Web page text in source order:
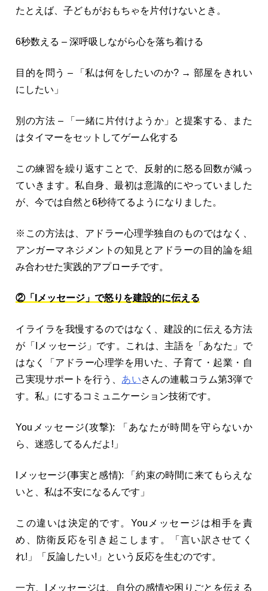
たとえば、子どもがおもちゃを片付けないとき。
6秒数える – 深呼吸しながら心を落ち着ける
目的を問う – 「私は何をしたいのか? → 部屋をきれい
にしたい」
別の方法 – 「一緒に片付けようか」と提案する、また
はタイマーをセットしてゲーム化する
この練習を繰り返すことで、反射的に怒る回数が減っ
ていきます。私自身、最初は意識的にやっていました
が、今では自然と6秒待てるようになりました。
※この方法は、アドラー心理学独自のものではなく、
アンガーマネジメントの知見とアドラーの目的論を組
み合わせた実践的アプローチです。
②「Iメッセージ」で怒りを建設的に伝える
イライラを我慢するのではなく、建設的に伝える方法
が「Iメッセージ」です。これは、主語を「あなた」で
はなく「アドラー心理学を用いた、子育て・起業・自
己実現サポートを行う、 あいさんの連載コラム第3弾で
す。私」にするコミュニケーション技術です。
Youメッセージ(攻撃): 「あなたが時間を守らないか
ら、迷惑してるんだよ!」
Iメッセージ(事実と感情): 「約束の時間に来てもらえな
いと、私は不安になるんです」
この違いは決定的です。Youメッセージは相手を責
め、防衛反応を引き起こします。「言い訳させてく
れ!」「反論したい!」という反応を生むのです。
一方、Iメッセージは、自分の感情や困りごとを伝える